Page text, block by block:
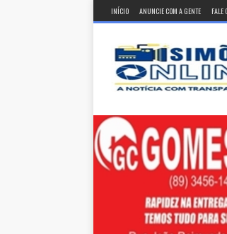
INÍCIO ANUNCIE COM A GENTE FALE